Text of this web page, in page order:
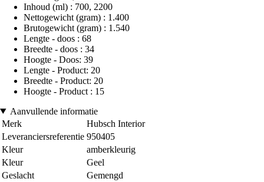
Inhoud (ml) : 700, 2200
Nettogewicht (gram) : 1.400
Brutogewicht (gram) : 1.540
Lengte - doos : 68
Breedte - doos : 34
Hoogte - Doos: 39
Lengte - Product: 20
Breedte - Product: 20
Hoogte - Product : 15
Aanvullende informatie
Merk
Hubsch Interior
Leveranciersreferentie 950405
Kleur
amberkleurig
Kleur
Geel
Geslacht
Gemengd